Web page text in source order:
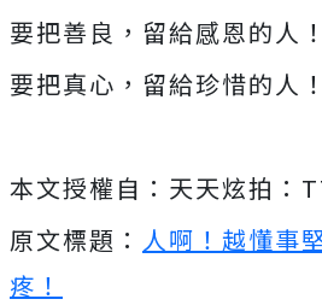
要把善良，留給感恩的人！
要把真心，留給珍惜的人！
本文授權自：天天炫拍：
原文標題： 人啊！越懂事
疼！